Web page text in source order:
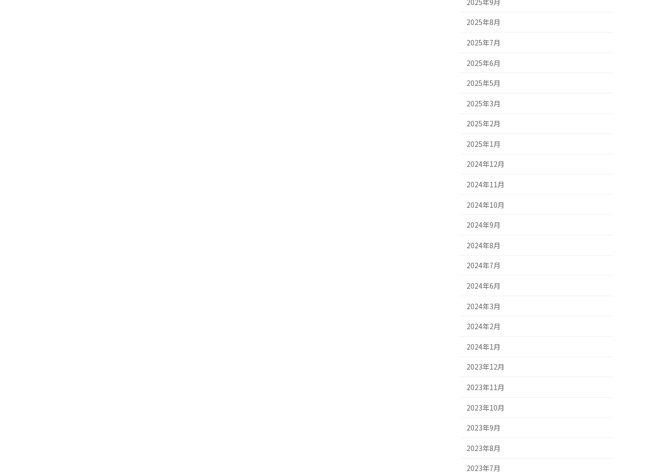
2025年8月
2025年7月
2025年6月
2025年5月
2025年3月
2025年2月
2025年1月
2024年12月
2024年11月
2024年10月
2024年9月
2024年8月
2024年7月
2024年6月
2024年3月
2024年2月
2024年1月
2023年12月
2023年11月
2023年10月
2023年9月
2023年8月
2023年7月